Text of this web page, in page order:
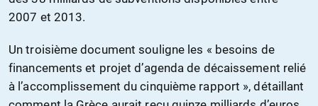
2007 et 2013.
Un troisième document souligne les « besoins de
financements et projet d’agenda de décaissement relié
à l’accomplissement du cinquième rapport », détaillant